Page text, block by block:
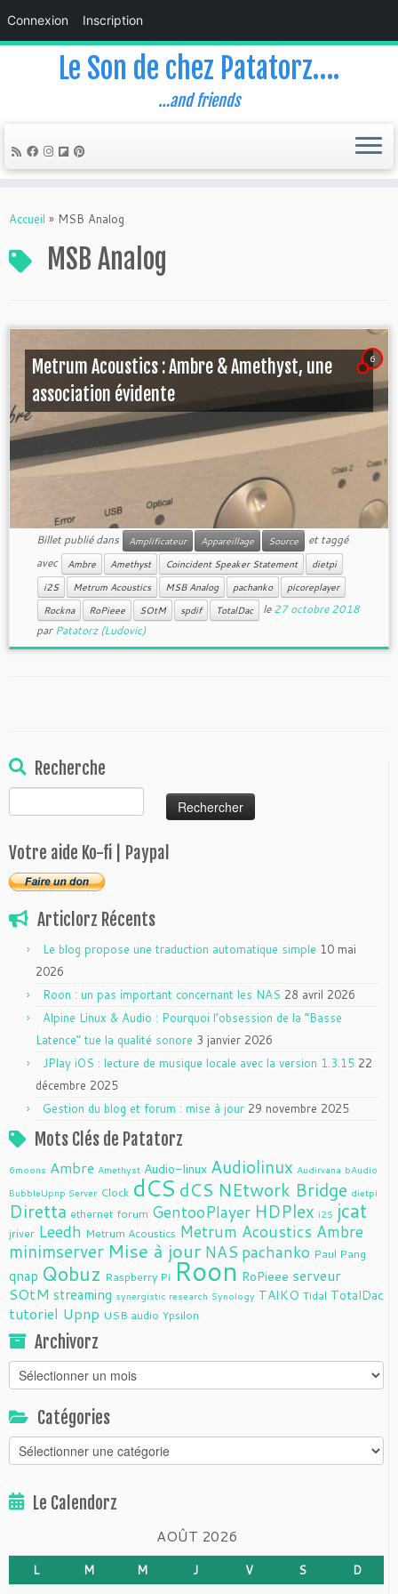
Connexion Inscription
Le Son de chez Patatorz….
…and friends
Accueil » MSB Analog
MSB Analog
6
Metrum Acoustics : Ambre & Amethyst, une
association évidente
Billet publié dans Amplificateur Appareillage Source
et taggé
avec
Ambre Amethyst Coincident Speaker Statement
dietpi
i2S
Metrum Acoustics MSB Analog pachanko
picoreplayer
Rockna
RoPieee SOtM spdif TotalDac le27 octobre 2018
parPatatorz (Ludovic)
Recherche
Votre aide Ko-fi | Paypal
Articlorz Récents
Le blog propose une traduction automatique simple 10 mai
2026
Roon : un pas important concernant les NAS 28 avril 2026
Alpine Linux & Audio : Pourquoi l’obsession de la “Basse
Latence” tue la qualité sonore 3 janvier 2026
JPlay iOS : lecture de musique locale avec la version 1.3.15 22
décembre 2025
Gestion du blog et forum : mise à jour 29 novembre 2025
Mots Clés de Patatorz
6moons Ambre Amethyst Audio-linux Audiolinux Audirvana bAudio
BubbleUpnp Server Clock dCS dCS NEtwork Bridge dietpi
Diretta ethernet forum GentooPlayer HDPlex i2S jcat
jriver Leedh Metrum Acoustics Metrum Acoustics Ambre
minimserver Mise à jour NAS pachanko Paul Pang
qnap Qobuz Raspberry Pi Roon RoPieee serveur
SOtM streaming synergistic research Synology TAIKO Tidal TotalDac
tutoriel Upnp USB audio Ypsilon
Archivorz
Archivorz
Catégories
Catégories
Le Calendorz
AOÛT 2026
L M M J V S
D